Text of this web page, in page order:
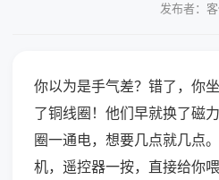
发布者：
你以为是手气差？错了，你
了铜线圈！他们早就换了磁
圈一通电，想要几点就几点
机，遥控器一按，直接给你喂